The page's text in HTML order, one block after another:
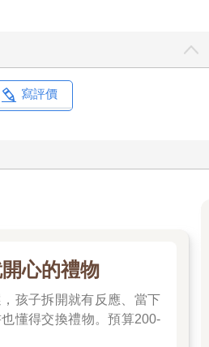
寫評價
心的禮物
孩子拆開就有反應、當下
懂得交換禮物。預算200-